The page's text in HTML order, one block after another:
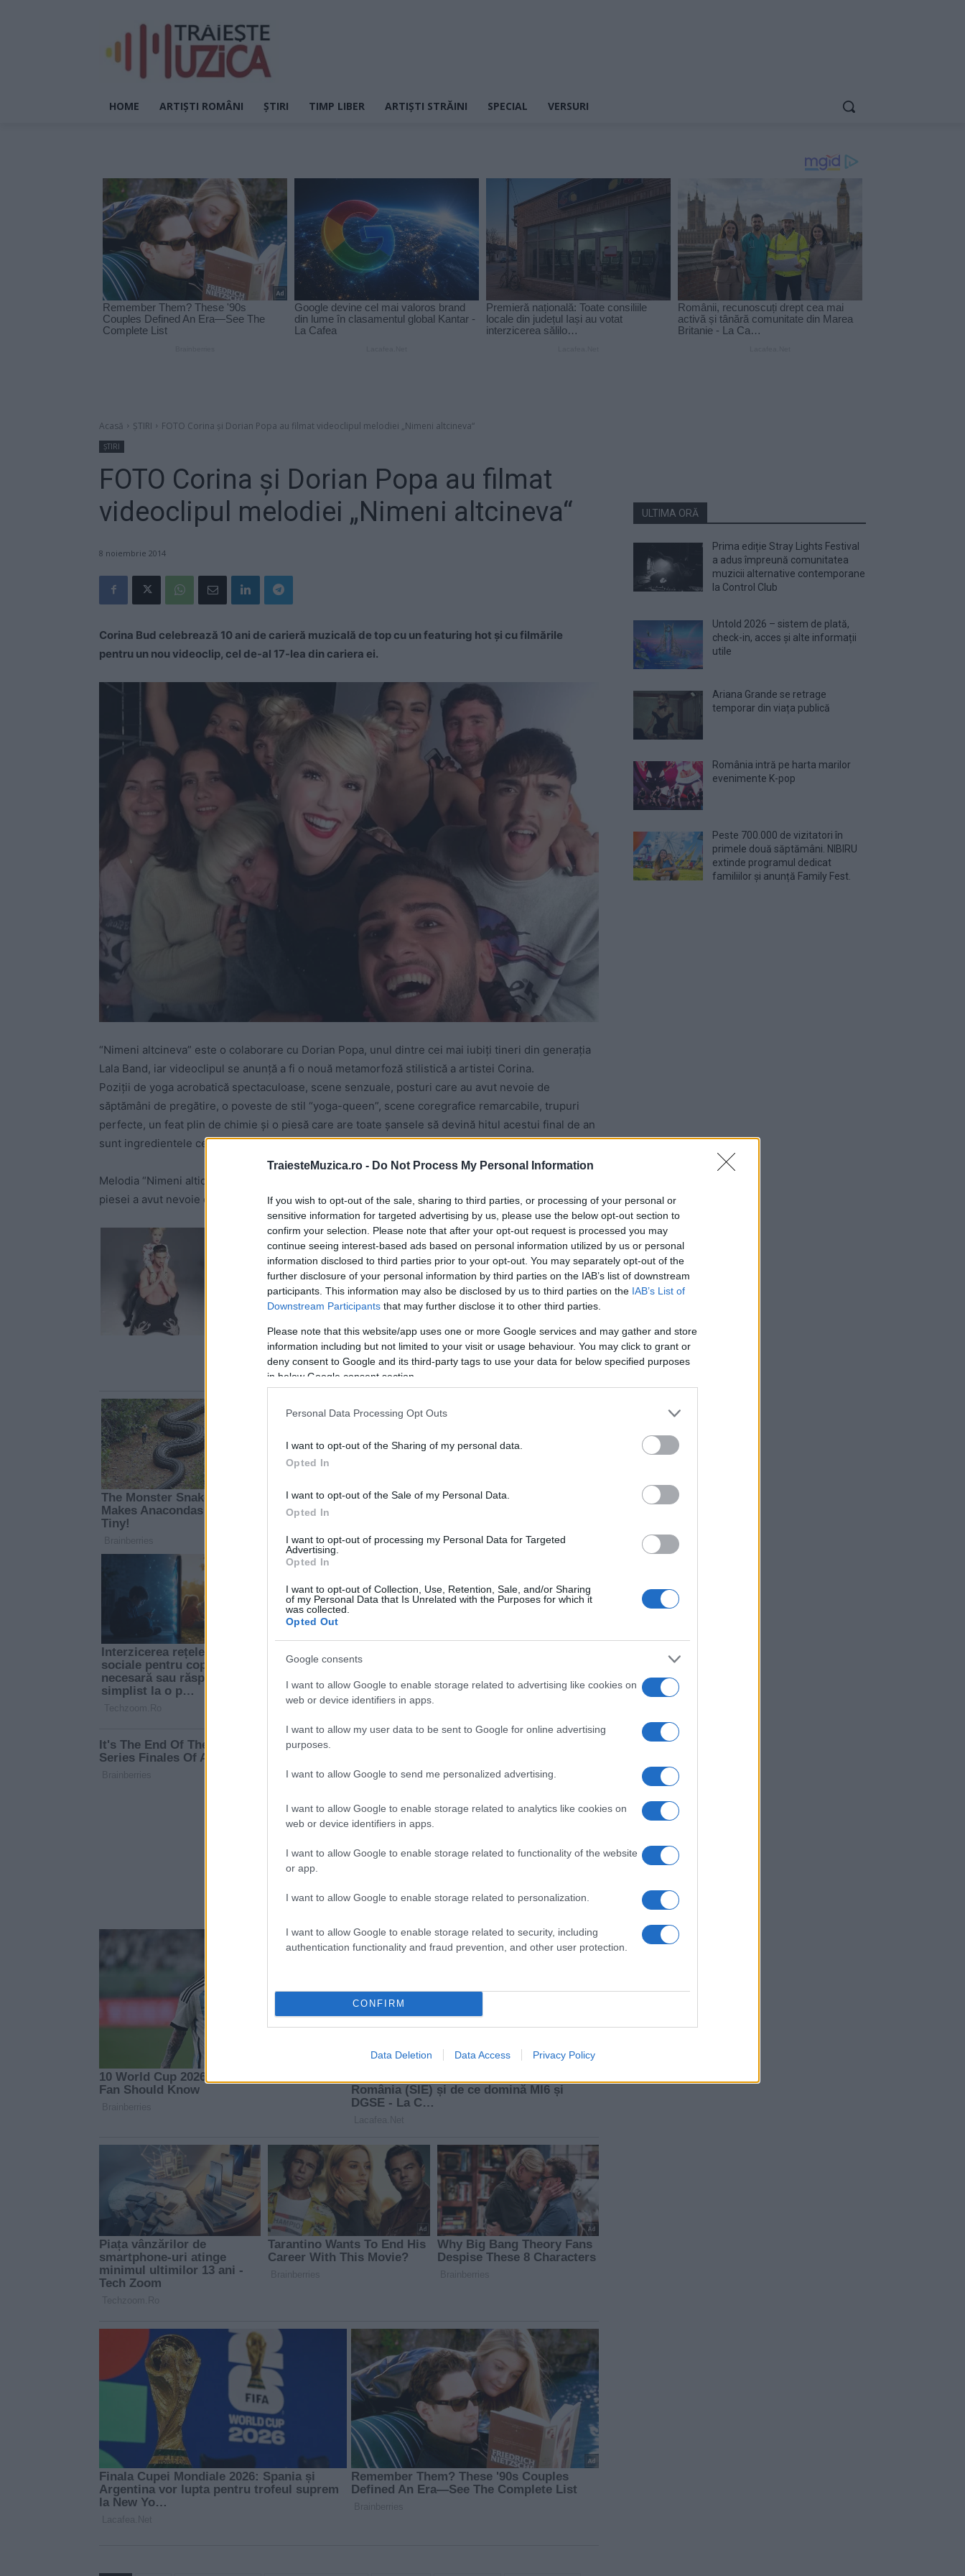
TraiesteMuzica.ro - Do Not Process My Personal Information
If you wish to opt-out of the sale, sharing to third parties, or processing of your personal or
sensitive information for targeted advertising by us, please use the below opt-out section to
confirm your selection. Please note that after your opt-out request is processed you may
continue seeing interest-based ads based on personal information utilized by us or personal
information disclosed to third parties prior to your opt-out. You may separately opt-out of the
further disclosure of your personal information by third parties on the IAB’s list of downstream
participants. This information may also be disclosed by us to third parties on the IAB’s List of
Downstream Participants that may further disclose it to other third parties.
Please note that this website/app uses one or more Google services and may gather and store
information including but not limited to your visit or usage behaviour. You may click to grant or
deny consent to Google and its third-party tags to use your data for below specified purposes
in below Google consent section.
Personal Data Processing Opt Outs
I want to opt-out of the Sharing of my personal data.
Opted In
I want to opt-out of the Sale of my Personal Data.
Opted In
I want to opt-out of processing my Personal Data for Targeted
Advertising.
Opted In
I want to opt-out of Collection, Use, Retention, Sale, and/or Sharing
of my Personal Data that Is Unrelated with the Purposes for which it
was collected.
Opted Out
Google consents
I want to allow Google to enable storage related to advertising like cookies on
web or device identifiers in apps.
I want to allow my user data to be sent to Google for online advertising
purposes.
I want to allow Google to send me personalized advertising.
I want to allow Google to enable storage related to analytics like cookies on
web or device identifiers in apps.
I want to allow Google to enable storage related to functionality of the website
or app.
I want to allow Google to enable storage related to personalization.
I want to allow Google to enable storage related to security, including
authentication functionality and fraud prevention, and other user protection.
CONFIRM
Data Deletion Data Access Privacy Policy
HOME ARTIȘTI ROMÂNI ȘTIRI TIMP LIBER ARTIȘTI STRĂINI SPECIAL VERSURI
Acasă ȘTIRI FOTO Corina şi Dorian Popa au filmat videoclipul melodiei „Nimeni altcineva“
ȘTIRI
FOTO Corina şi Dorian Popa au filmat
videoclipul melodiei „Nimeni altcineva“
8 noiembrie 2014
Corina Bud celebrează 10 ani de carieră muzicală de top cu un featuring hot şi cu filmările
pentru un nou videoclip, cel de-al 17-lea din cariera ei.
“Nimeni altcineva” este o colaborare cu Dorian Popa, unul dintre cei mai iubiţi tineri din generaţia
Lala Band, iar videoclipul se anunţă a fi o nouă metamorfoză stilistică a artistei Corina.
Poziţii de yoga acrobatică spectaculoase, scene senzuale, posturi care au avut nevoie de
săptămâni de pregătire, o poveste de stil “yoga-queen”, scene coregrafice remarcabile, trupuri
perfecte, un feat plin de chimie şi o piesă care are toate şansele să devină hitul acestui final de an
sunt ingredientele celui mai nou videoclip al Corinei.
Melodia “Nimeni alticneva” este compusă de John Puzzle, Corina povestind că pentru videoclipul
piesei a avut nevoie de o perioadă foarte lungă de pregătire.
ULTIMA ORĂ
Prima ediție Stray Lights Festival
a adus împreună comunitatea
muzicii alternative contemporane
la Control Club
Untold 2026 – sistem de plată,
check-in, acces și alte informații
utile
Ariana Grande se retrage
temporar din viața publică
România intră pe harta marilor
evenimente K-pop
Peste 700.000 de vizitatori în
primele două săptămâni. NIBIRU
extinde programul dedicat
familiilor și anunță Family Fest.